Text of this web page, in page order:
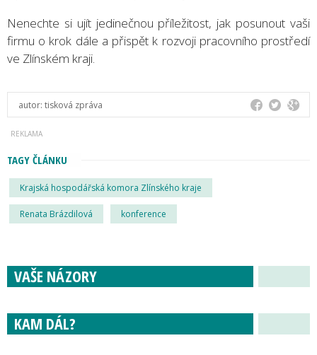
Nenechte si ujít jedinečnou příležitost, jak posunout vaši
firmu o krok dále a přispět k rozvoji pracovního prostředí
ve Zlínském kraji.
autor: tisková zpráva
TAGY ČLÁNKU
Krajská hospodářská komora Zlínského kraje
Renata Brázdilová konference
VAŠE NÁZORY
KAM DÁL?